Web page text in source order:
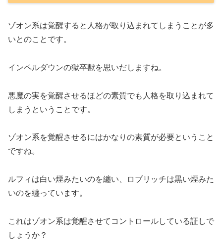
ゾオン系は覚醒すると人格が取り込まれてしまうことが多
いとのことです。
インペルダウンの獄卒獣を思いだしますね。
悪魔の実を覚醒させるほどの素質でも人格を取り込まれて
しまうということです。
ゾオン系を覚醒させるにはかなりの素質が必要ということ
ですね。
ルフィは白い煙みたいのを纏い、ロブリッチは黒い煙みた
いのを纏っています。
これはゾオン系は覚醒させてコントロールしている証しで
しょうか？